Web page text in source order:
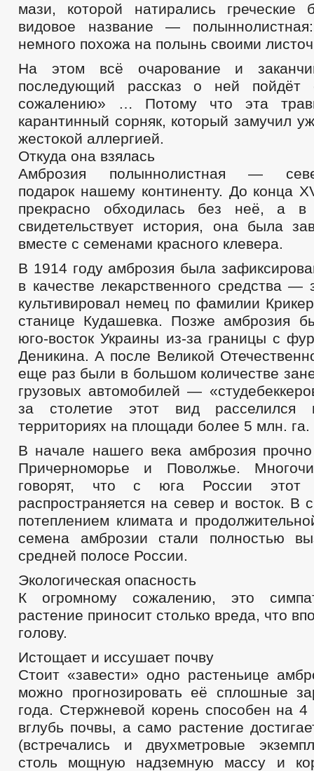
мази, которой натирались греческие
видовое название —
немного похожа на полынь своими
На этом всё очарование и
последующий рассказ о ней
сожалению» … Потому что эта
карантинный сорняк, который замучил
жестокой аллергией.
Откуда она взялась
Амброзия полыннолистная —
подарок нашему континенту. До конца
прекрасно обходилась без неё, а в
свидетельствует история, она была
вместе с семенами красного клевера.
В 1914 году амброзия была
в качестве лекарственного средства —
культивировал немец по фамилии
станице Кудашевка. Позже амброзия
юго-восток Украины из-за границы с
Деникина. А после Великой
еще раз были в большом количестве
грузовых автомобилей —
за столетие этот вид расселился
территориях на площади более 5 млн. га.
В начале нашего века амброзия
Причерноморье и Поволжье.
говорят, что с юга России этот
распространяется на север и восток. В
потеплением климата и
семена амброзии стали полностью
средней полосе России.
Экологическая опасность
К огромному сожалению, это
растение приносит столько вреда, что
голову.
Истощает и иссушает почву
Стоит «завести» одно растеньице
можно прогнозировать её сплошные
года. Стержневой корень способен на 4
вглубь почвы, а само растение
(встречались и двухметровые
столь мощную надземную массу и